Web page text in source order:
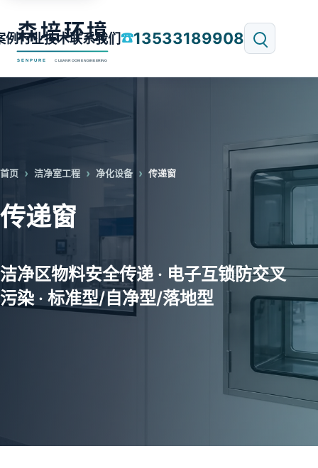
例行业技术联系我们☎13533189908
首页 洁净室工程 净化设备 传递窗
传递窗
洁净区物料安全传递 · 电子互锁防交叉
污染 · 标准型/自净型/落地型